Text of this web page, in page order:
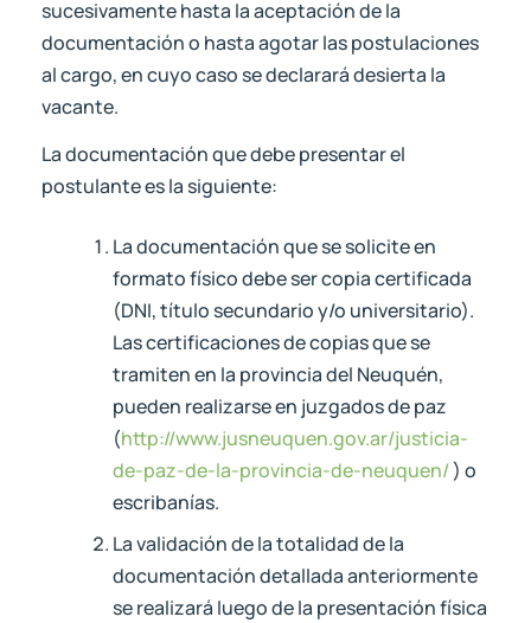
sucesivamente hasta la aceptación de la
documentación o hasta agotar las postulaciones
al cargo, en cuyo caso se declarará desierta la
vacante.
La documentación que debe presentar el
postulante es la siguiente:
La documentación que se solicite en
formato físico debe ser copia certificada
(DNI, título secundario y/o universitario).
Las certificaciones de copias que se
tramiten en la provincia del Neuquén,
pueden realizarse en juzgados de paz
(http://www.jusneuquen.gov.ar/justicia-
de-paz-de-la-provincia-de-neuquen/) o
escribanías.
La validación de la totalidad de la
documentación detallada anteriormente
se realizará luego de la presentación física